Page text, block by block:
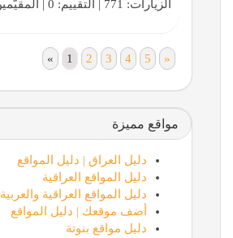
الزيارات: 771 | التقييم: 0 | المقيّمين: 0
« 1 2 3 4 5 »
مواقع مميزة
دليل العراق | دليل المواقع
دليل المواقع العراقية
دليل المواقع العراقية والعربية
أضف موقعك | دليل المواقع
دليل مواقع بنوتة